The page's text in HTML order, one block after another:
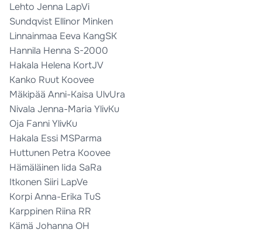
Lehto Jenna LapVi
Sundqvist Ellinor Minken
Linnainmaa Eeva KangSK
Hannila Henna S-2000
Hakala Helena KortJV
Kanko Ruut Koovee
Mäkipää Anni-Kaisa UlvUra
Nivala Jenna-Maria YlivKu
Oja Fanni YlivKu
Hakala Essi MSParma
Huttunen Petra Koovee
Hämäläinen Iida SaRa
Itkonen Siiri LapVe
Korpi Anna-Erika TuS
Karppinen Riina RR
Kämä Johanna OH